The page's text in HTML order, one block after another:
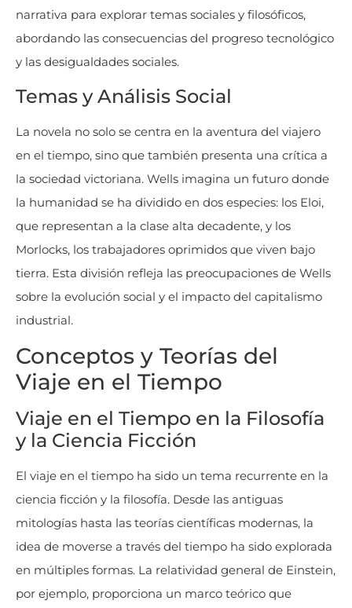
narrativa para explorar temas sociales y filosóficos,
abordando las consecuencias del progreso tecnológico
y las desigualdades sociales​​.
Temas y Análisis Social
La novela no solo se centra en la aventura del viajero
en el tiempo, sino que también presenta una crítica a
la sociedad victoriana. Wells imagina un futuro donde
la humanidad se ha dividido en dos especies: los Eloi,
que representan a la clase alta decadente, y los
Morlocks, los trabajadores oprimidos que viven bajo
tierra. Esta división refleja las preocupaciones de Wells
sobre la evolución social y el impacto del capitalismo
industrial​​.
Conceptos y Teorías del
Viaje en el Tiempo
Viaje en el Tiempo en la Filosofía
y la Ciencia Ficción
El viaje en el tiempo ha sido un tema recurrente en la
ciencia ficción y la filosofía. Desde las antiguas
mitologías hasta las teorías científicas modernas, la
idea de moverse a través del tiempo ha sido explorada
en múltiples formas. La relatividad general de Einstein,
por ejemplo, proporciona un marco teórico que